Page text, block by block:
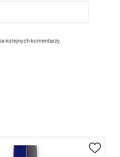
kolejnych komentarzy.